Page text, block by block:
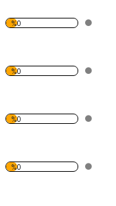
%0
%0
%0
%0